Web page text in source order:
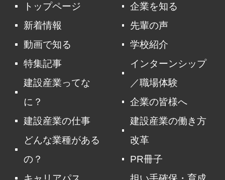
トップページ
新着情報
動画で知る
特集記事
建設産業ってな
に？
建設産業の仕事
どんな業種がある
の？
企業を知る
先輩の声
学校紹介
インターンシップ
／職場体験
企業の皆様へ
建設産業の働き方
改革
PR冊子